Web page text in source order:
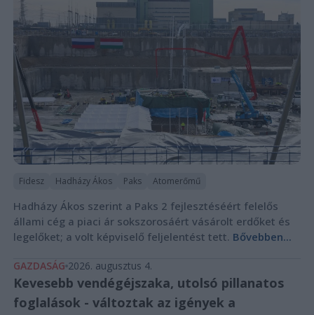
Fidesz Hadházy Ákos Paks Atomerőmű
Hadházy Ákos szerint a Paks 2 fejlesztéséért felelős
állami cég a piaci ár sokszorosáért vásárolt erdőket és
legelőket; a volt képviselő feljelentést tett. Bővebben...
GAZDASÁG 2026. augusztus 4.
Kevesebb vendégéjszaka, utolsó pillanatos
foglalások - változtak az igények a